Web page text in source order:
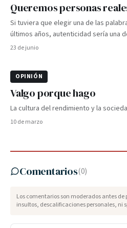
Queremos personas
Si tuviera que elegir una de las
últimos años, autenticidad sería una
23 de junio
OPINIÓN
Valgo porque hago
La cultura del rendimiento y la
10 de marzo
Comentarios(0)
Los comentarios son moderados antes de
insultos, descalificaciones personales, ni